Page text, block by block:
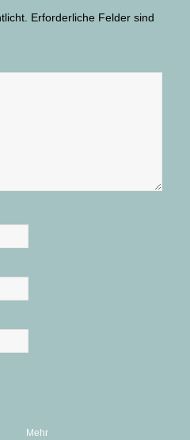
Erforderliche Felder sind
Mehr